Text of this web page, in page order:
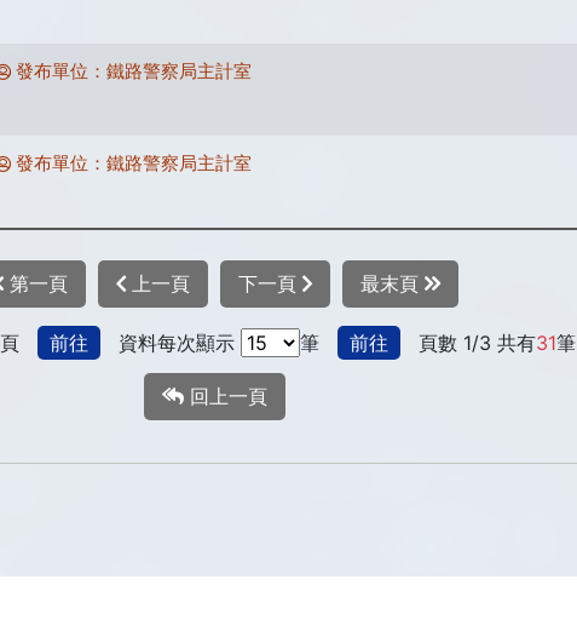
發布單位：鐵路警察局主計室
發布單位：鐵路警察局主計室
第一頁 上一頁 下一頁 最末頁
頁 前往 資料每次顯示 筆 前往 頁數 1/3 共有31筆
回上一頁